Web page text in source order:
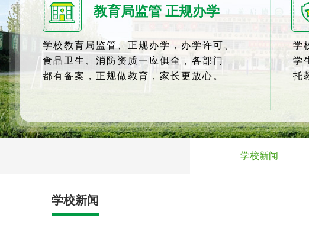
教育局监管 正规办学
学校教育局监管、正规办学，办学许可、
食品卫生、消防资质一应俱全，各部门
都有备案，正规做教育，家长更放心。
学
学
托
学校新闻
学校新闻